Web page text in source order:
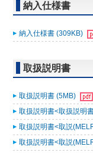
納入仕様書
納入仕様書 (309KB)
取扱説明書
取扱説明書 (5MB)
取扱説明書<取扱説明
取扱説明書<取説
取扱説明書<取説